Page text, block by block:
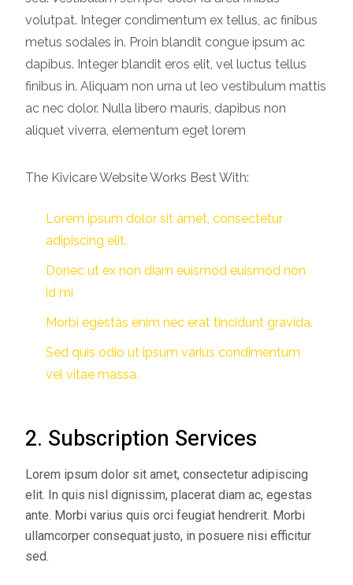
volutpat. Integer condimentum ex tellus, ac finibus
metus sodales in. Proin blandit congue ipsum ac
dapibus. Integer blandit eros elit, vel luctus tellus
finibus in. Aliquam non urna ut leo vestibulum mattis
ac nec dolor. Nulla libero mauris, dapibus non
aliquet viverra, elementum eget lorem
The Kivicare Website Works Best With:
Lorem ipsum dolor sit amet, consectetur
adipiscing elit.
Donec ut ex non diam euismod euismod non
id mi
Morbi egestas enim nec erat tincidunt gravida.
Sed quis odio ut ipsum varius condimentum
vel vitae massa.
2. Subscription Services
Lorem ipsum dolor sit amet, consectetur adipiscing
elit. In quis nisl dignissim, placerat diam ac, egestas
ante. Morbi varius quis orci feugiat hendrerit. Morbi
ullamcorper consequat justo, in posuere nisi efficitur
sed.